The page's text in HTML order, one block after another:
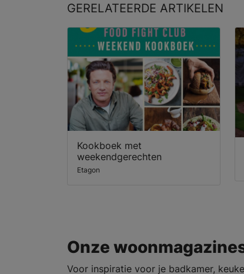
GERELATEERDE ARTIKELEN
Kookboek met
weekendgerechten
Etagon
Onze
Voor inspiratie voor je badkamer,